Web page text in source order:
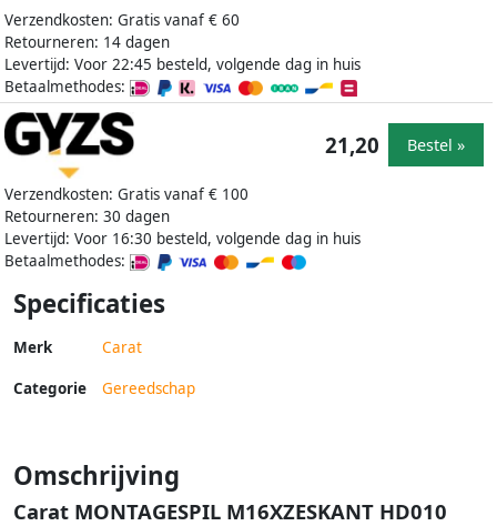
Verzendkosten: Gratis vanaf € 60
Retourneren: 14 dagen
Levertijd: Voor 22:45 besteld, volgende dag in huis
Betaalmethodes:
Verzendkosten: Gratis vanaf € 100
Retourneren: 30 dagen
Levertijd: Voor 16:30 besteld, volgende dag in huis
Betaalmethodes:
21,20 Bestel »
Specificaties
Merk Carat
Categorie Gereedschap
Omschrijving
Carat MONTAGESPIL M16XZESKANT HD010